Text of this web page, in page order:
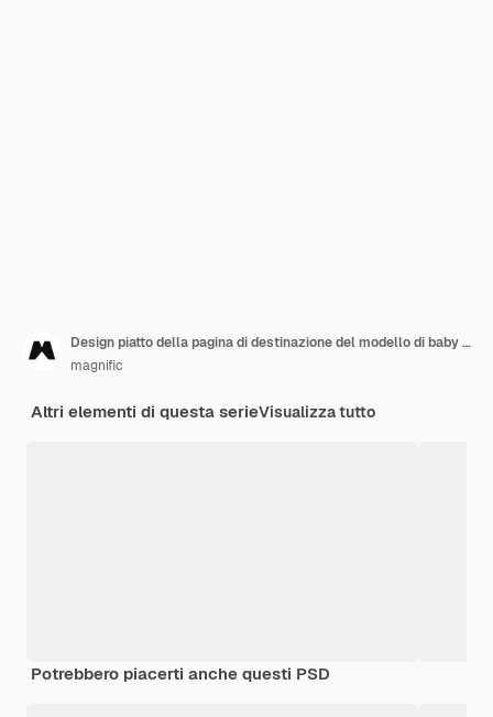
Design piatto della pagina di destinazione del modello di baby shower
magnific
Altri elementi di questa serieVisualizza tutto
Potrebbero piacerti anche questi PSD